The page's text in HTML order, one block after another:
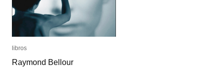
libros
Raymond Bellour
libros
Raymond Bellour